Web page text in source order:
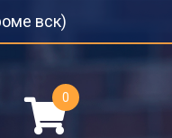
вск)
0